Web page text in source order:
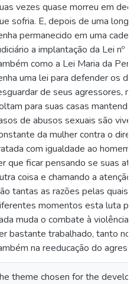
vezes quase morreu em
sofria. E, depois de uma longa
permanecido em uma
a implantação da Lei nº
como a Lei Maria da
uma lei para defender os
de seus agressores,
para suas casas mantendo
de abusos sexuais são
da mulher contra o
com igualdade ao
que ficar pensando se suas
coisa e chamando a atenção
tantas as razões pelas quais
momentos esta luta
muda o combate à violência
bastante trabalhado, tanto no
na reeducação do
theme chosen for the